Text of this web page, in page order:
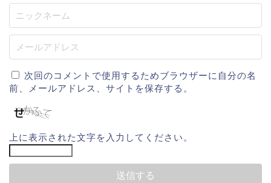
次回のコメントで使用するためブラウザーに自分の名
前、メールアドレス、サイトを保存する。
上に表示された文字を入力してください。